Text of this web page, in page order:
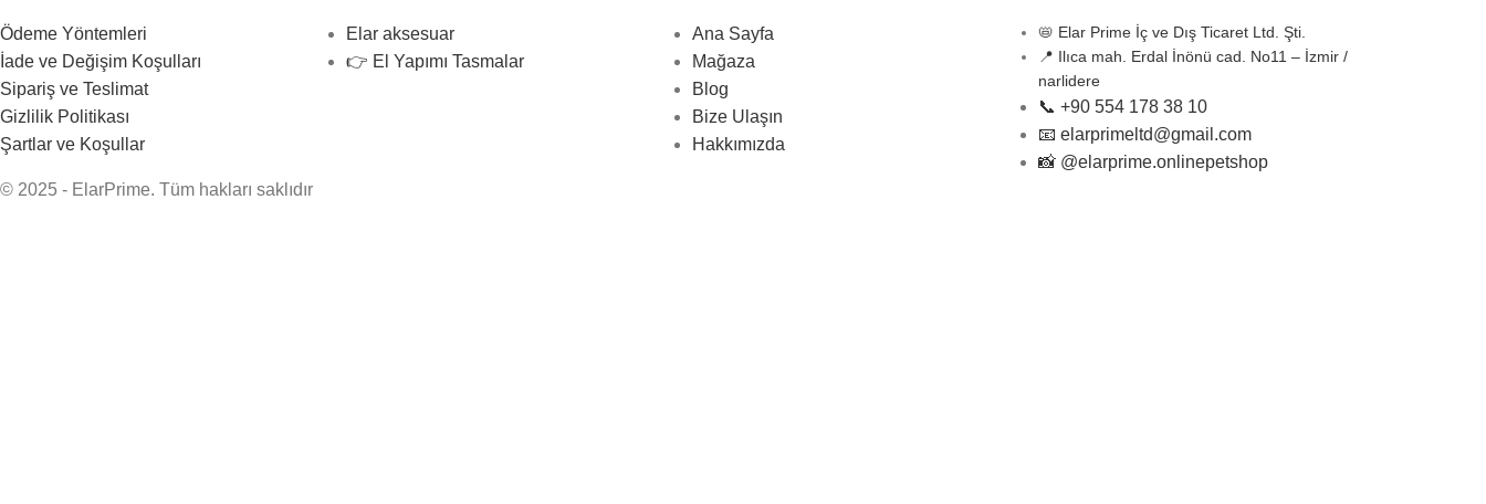
Ödeme Yöntemleri
İade ve Değişim Koşulları
Sipariş ve Teslimat
Gizlilik Politikası
Şartlar ve Koşullar
Elar aksesuar
👉 El Yapımı Tasmalar
Ana Sayfa
Mağaza
Blog
Bize Ulaşın
Hakkımızda
📛 Elar Prime İç ve Dış Ticaret Ltd. Şti.
📍 Ilıca mah. Erdal İnönü cad. No11 – İzmir /
narlidere
📞 +90 554 178 38 10
📧 elarprimeltd@gmail.com
📸 @elarprime.onlinepetshop
© 2025 - ElarPrime. Tüm hakları saklıdır